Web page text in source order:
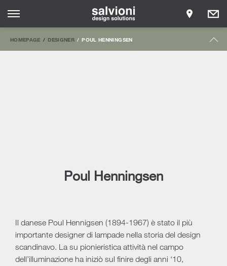
HOMEPAGE DESIGNER POUL HENNINGSEN
Poul Henningsen
Il danese Poul Hennigsen (1894-1967) è stato il più
importante designer di lampade nella storia del design
scandinavo. La su pionieristica attività nel campo
dell’illuminazione ha iniziò sul finire degli anni ‘10,